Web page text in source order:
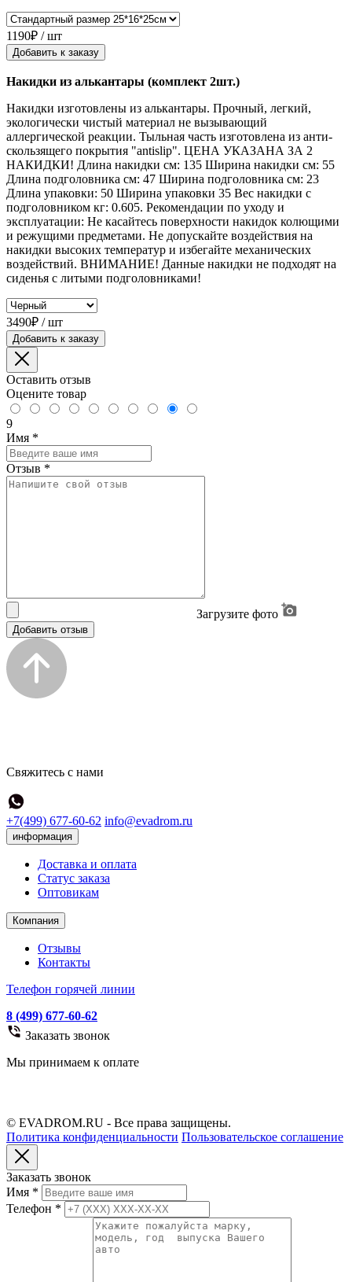
1190₽ / шт
Добавить к заказу
Накидки из алькантары (комплект 2шт.)
Накидки изготовлены из алькантары. Прочный, легкий,
экологически чистый материал не вызывающий
аллергической реакции. Тыльная часть изготовлена из анти-
скользящего покрытия "antislip". ЦЕНА УКАЗАНА ЗА 2
НАКИДКИ! Длина накидки см: 135 Ширина накидки см: 55
Длина подголовника см: 47 Ширина подголовника см: 23
Длина упаковки: 50 Ширина упаковки 35 Вес накидки с
подголовником кг: 0.605. Рекомендации по уходу и
эксплуатации: Не касайтесь поверхности накидок колющими
и режущими предметами. Не допускайте воздействия на
накидки высоких температур и избегайте механических
воздействий. ВНИМАНИЕ! Данные накидки не подходят на
сиденья с литыми подголовниками!
3490₽ / шт
Добавить к заказу
Оставить отзыв
Оцените товар
9
Имя *
Отзыв *
Загрузите фото
Добавить отзыв
Свяжитесь с нами
+7(499) 677-60-62 info@evadrom.ru
информация
Доставка и оплата
Статус заказа
Оптовикам
Компания
Отзывы
Контакты
Телефон горячей линии
8 (499) 677-60-62
Заказать звонок
Мы принимаем к оплате
© EVADROM.RU - Все права защищены.
Политика конфиденциальности Пользовательское соглашение
Заказать звонок
Имя *
Телефон *